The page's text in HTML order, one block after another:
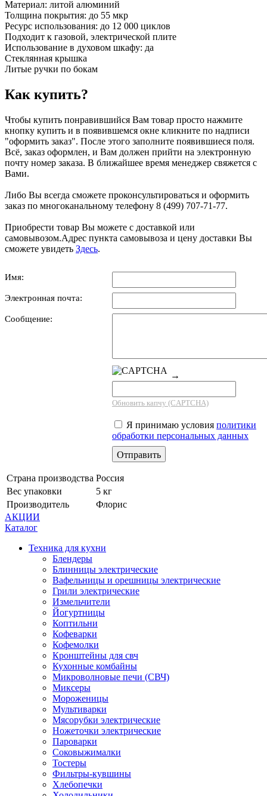
Материал: литой алюминий
Толщина покрытия: до 55 мкр
Ресурс использования: до 12 000 циклов
Подходит к газовой, электрической плите
Использование в духовом шкафу: да
Стеклянная крышка
Литые ручки по бокам
Как купить?
Чтобы купить понравившийся Вам товар просто нажмите
кнопку купить и в появившемся окне кликните по надписи
"оформить заказ". После этого заполните появившиеся поля.
Всё, заказ оформлен, и Вам должен прийти на электронную
почту номер заказа. В ближайшее время менеджер свяжется с
Вами.
Либо Вы всегда сможете проконсультироваться и оформить
заказ по многоканальному телефону 8 (499) 707-71-77.
Приобрести товар Вы можете с доставкой или
самовывозом.Адрес пункта самовывоза и цену доставки Вы
сможете увидеть Здесь.
Имя:
Электронная почта:
Сообщение:
→
Обновить капчу (CAPTCHA)
Я принимаю условия политики
обработки персональных данных
Страна производства Россия
Вес упаковки
5 кг
Производитель
Флорис
АКЦИИ
Каталог
Техника для кухни
Блендеры
Блинницы электрические
Вафельницы и орешницы электрические
Грили электрические
Измельчители
Йогуртницы
Коптильни
Кофеварки
Кофемолки
Кронштейны для свч
Кухонные комбайны
Микроволновые печи (СВЧ)
Миксеры
Мороженицы
Мультиварки
Мясорубки электрические
Ножеточки электрические
Пароварки
Соковыжималки
Тостеры
Фильтры-кувшины
Хлебопечки